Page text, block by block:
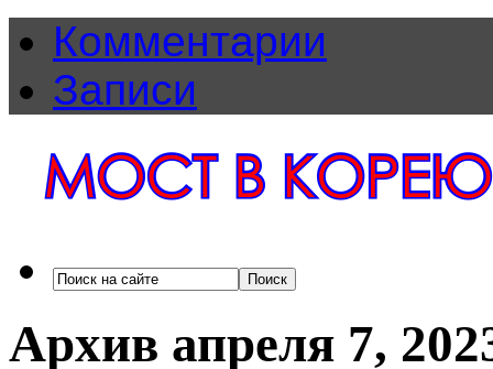
Комментарии
Записи
Архив апреля 7,